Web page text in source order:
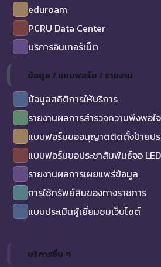
eduroam
PCRU Data Center
บริการอินเทอร์เน็ต
ข้อมูล / แบบฟอร์ม / รายงาน
ข้อมูลสถิติการให้บริการ
รายงานผลการสำรวจความพึงพอใ
แบบฟอร์มขออนุญาตติดตั้งป้ายป
แบบฟอร์มขอประชาสัมพันธ์จอ LED
รายงานผลการเผยแพร่ข้อมูล
การใช้ทรัพย์สินของทางราชการ
แบบประเมินผู้เยี่ยมชมเว็บไซต์
บริการอื่น ๆ